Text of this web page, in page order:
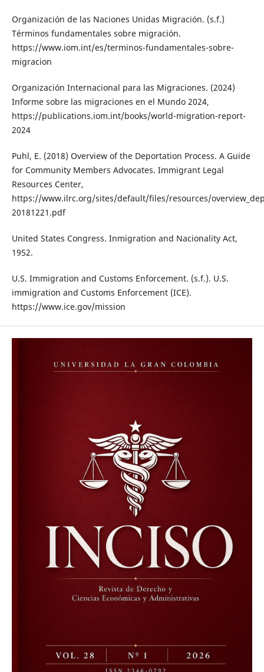
Organización de las Naciones Unidas Migración. (s.f.)
Términos fundamentales sobre migración.
https://www.iom.int/es/terminos-fundamentales-sobre-
migracion
Organización Internacional para las Migraciones. (2024)
Informe sobre las migraciones en el Mundo 2024,
https://publications.iom.int/books/world-migration-report-
2024
Puhl, E. (2018) Overview of the Deportation Process. A Guide
for Community Members Advocates. Immigrant Legal
Resources Center,
https://www.ilrc.org/sites/default/files/resources/
20181221.pdf
United States Congress. Inmigration and Nacionality Act,
1952.
U.S. Immigration and Customs Enforcement. (s.f.). U.S.
immigration and Customs Enforcement (ICE).
https://www.ice.gov/mission